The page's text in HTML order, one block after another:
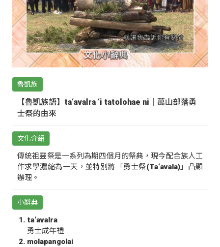
魯凱族
【魯凱族語】ta‘avalra ‘i tatolohae ni｜萬山部落勇
士祭的由來
文化介紹
傳統祖靈祭是一系列為期四個月的祭典，現今配合族人工
作求學濃縮為一天，並特別將「勇士祭(Ta‘avala)」凸顯
辦理。
小辭典
ta‘avalra
勇士成年禮
molapangolai